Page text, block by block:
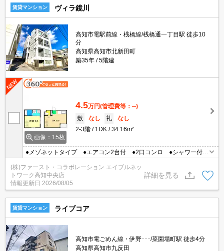
賃貸マンション ヴィラ鏡川
高知市電駅前線・桟橋線/桟橋通一丁目駅 徒歩10
分
高知県高知市北新田町
築35年
5階建
画像：15枚
4.5万円(管理費等：--)
敷
なし 礼
なし
2-3階
1DK 34.16m²
●メゾネットタイプ ●エアコン2台付 ●2口コンロ ●シャワー付洗
(株)ファースト・コラボレーション エイブルネッ
トワーク高知中央店
情報更新日 2026/08/05
詳細を見る
賃貸マンション ライブコア
高知市電ごめん線・伊野･･･/菜園場町駅 徒歩4分
高知県高知市九反田